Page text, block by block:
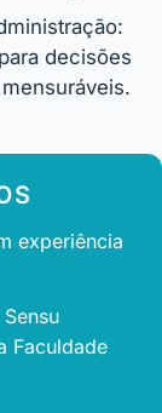
decisões
experiência
Faculdade